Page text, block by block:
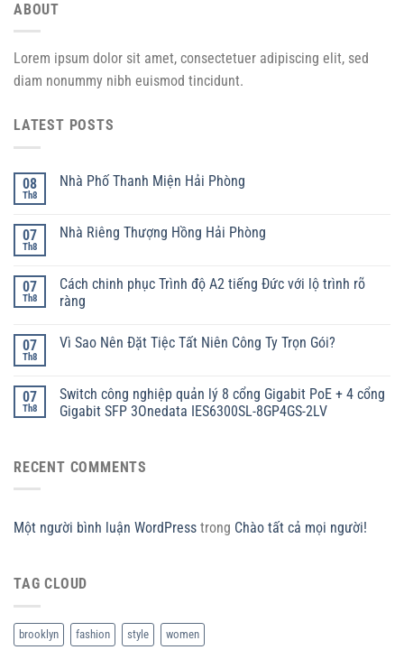
ABOUT
Lorem ipsum dolor sit amet, consectetuer adipiscing elit, sed
diam nonummy nibh euismod tincidunt.
LATEST POSTS
08
Th8
Nhà Phố Thanh Miện Hải Phòng
07
Th8
Nhà Riêng Thượng Hồng Hải Phòng
07
Th8
Cách chinh phục Trình độ A2 tiếng Đức với lộ trình rõ
ràng
07
Th8
Vì Sao Nên Đặt Tiệc Tất Niên Công Ty Trọn Gói?
07
Th8
Switch công nghiệp quản lý 8 cổng Gigabit PoE + 4 cổng
Gigabit SFP 3Onedata IES6300SL-8GP4GS-2LV
RECENT COMMENTS
Một người bình luận WordPress trong Chào tất cả mọi người!
TAG CLOUD
brooklyn fashion style women